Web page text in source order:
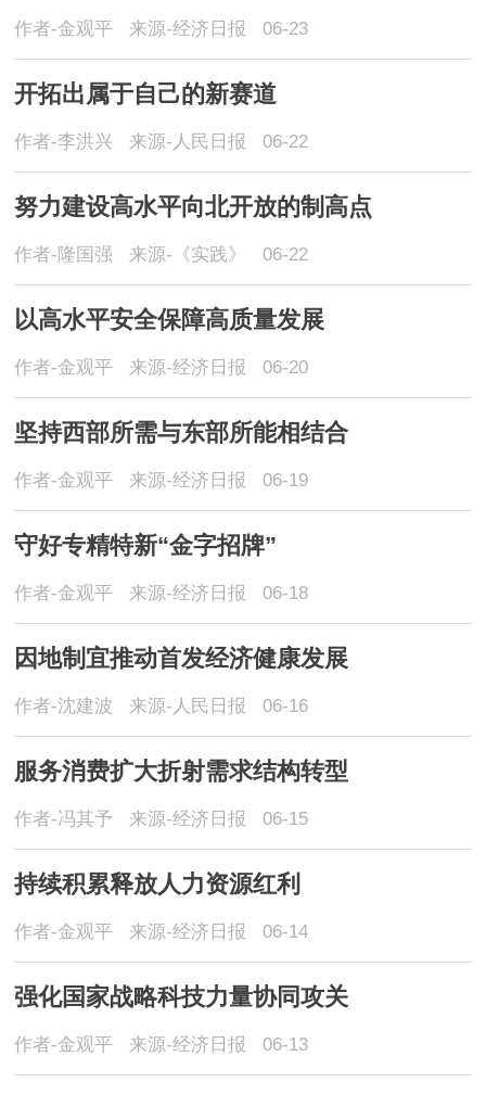
作者-金观平 来源-经济日报 06-23
开拓出属于自己的新赛道
作者-李洪兴 来源-人民日报 06-22
努力建设高水平向北开放的制高点
作者-隆国强 来源-《实践》 06-22
以高水平安全保障高质量发展
作者-金观平 来源-经济日报 06-20
坚持西部所需与东部所能相结合
作者-金观平 来源-经济日报 06-19
守好专精特新“金字招牌”
作者-金观平 来源-经济日报 06-18
因地制宜推动首发经济健康发展
作者-沈建波 来源-人民日报 06-16
服务消费扩大折射需求结构转型
作者-冯其予 来源-经济日报 06-15
持续积累释放人力资源红利
作者-金观平 来源-经济日报 06-14
强化国家战略科技力量协同攻关
作者-金观平 来源-经济日报 06-13